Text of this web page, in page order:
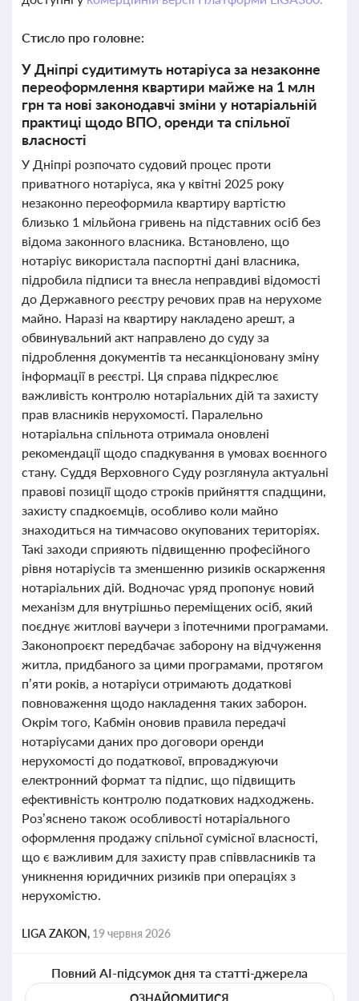
Стисло про головне:
У Дніпрі судитимуть нотаріуса за незаконне
переоформлення квартири майже на 1 млн
грн та нові законодавчі зміни у нотаріальній
практиці щодо ВПО, оренди та спільної
власності
У Дніпрі розпочато судовий процес проти
приватного нотаріуса, яка у квітні 2025 року
незаконно переоформила квартиру вартістю
близько 1 мільйона гривень на підставних осіб без
відома законного власника. Встановлено, що
нотаріус використала паспортні дані власника,
підробила підписи та внесла неправдиві відомості
до Державного реєстру речових прав на нерухоме
майно. Наразі на квартиру накладено арешт, а
обвинувальний акт направлено до суду за
підроблення документів та несанкціоновану зміну
інформації в реєстрі. Ця справа підкреслює
важливість контролю нотаріальних дій та захисту
прав власників нерухомості. Паралельно
нотаріальна спільнота отримала оновлені
рекомендації щодо спадкування в умовах воєнного
стану. Суддя Верховного Суду розглянула актуальні
правові позиції щодо строків прийняття спадщини,
захисту спадкоємців, особливо коли майно
знаходиться на тимчасово окупованих територіях.
Такі заходи сприяють підвищенню професійного
рівня нотаріусів та зменшенню ризиків оскарження
нотаріальних дій. Водночас уряд пропонує новий
механізм для внутрішньо переміщених осіб, який
поєднує житлові ваучери з іпотечними програмами.
Законопроєкт передбачає заборону на відчуження
житла, придбаного за цими програмами, протягом
п’яти років, а нотаріуси отримають додаткові
повноваження щодо накладення таких заборон.
Окрім того, Кабмін оновив правила передачі
нотаріусами даних про договори оренди
нерухомості до податкової, впроваджуючи
електронний формат та підпис, що підвищить
ефективність контролю податкових надходжень.
Роз’яснено також особливості нотаріального
оформлення продажу спільної сумісної власності,
що є важливим для захисту прав співвласників та
уникнення юридичних ризиків при операціях з
нерухомістю.
LIGA ZAKON, 19 червня 2026
Повний AI-підсумок дня та статті-джерела
ОЗНАЙОМИТИСЯ